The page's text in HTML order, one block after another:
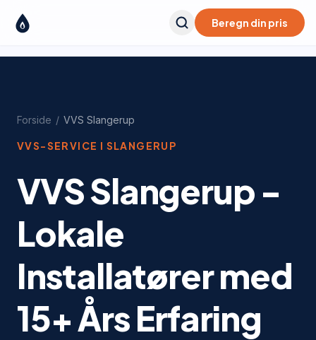
Beregn din pris
Forside / VVS Slangerup
VVS-SERVICE I SLANGERUP
VVS Slangerup -
Lokale
Installatører med
15+ Års Erfaring